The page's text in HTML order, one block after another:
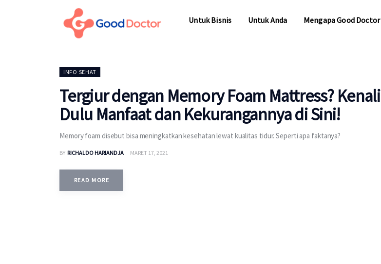
Untuk Bisnis Untuk Anda Mengapa Good Doctor
INFO SEHAT
Tergiur dengan Memory Foam Mattress? Kenali
Dulu Manfaat dan Kekurangannya di Sini!
Memory foam disebut bisa meningkatkan kesehatan lewat kualitas tidur. Seperti apa faktanya?
BY RICHALDO HARIANDJA MARET 17, 2021
READ MORE